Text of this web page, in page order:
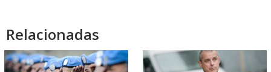
Relacionadas